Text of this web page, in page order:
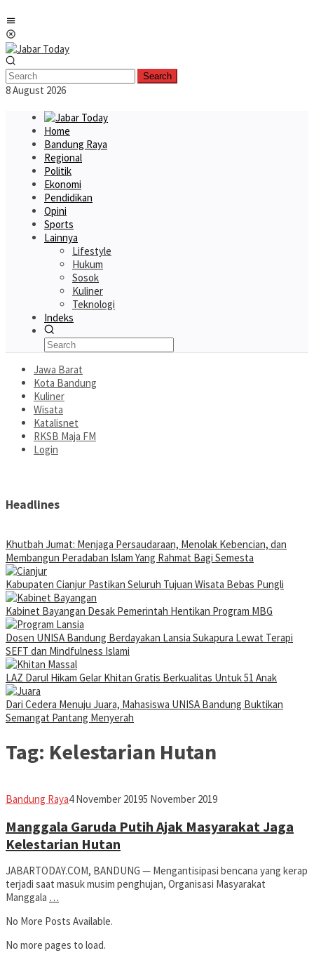
to
content
Search
8 August 2026
Home
Bandung Raya
Regional
Politik
Ekonomi
Pendidikan
Opini
Sports
Lainnya
Lifestyle
Hukum
Sosok
Kuliner
Teknologi
Indeks
Jawa Barat
Kota Bandung
Kuliner
Wisata
Katalisnet
RKSB Maja FM
Login
Headlines
Khutbah Jumat: Menjaga Persaudaraan, Menolak Kebencian, dan
Membangun Peradaban Islam Yang Rahmat Bagi Semesta
Kabupaten Cianjur Pastikan Seluruh Tujuan Wisata Bebas Pungli
Kabinet Bayangan Desak Pemerintah Hentikan Program MBG
Dosen UNISA Bandung Berdayakan Lansia Sukapura Lewat Terapi
SEFT dan Mindfulness Islami
LAZ Darul Hikam Gelar Khitan Gratis Berkualitas Untuk 51 Anak
Dari Cedera Menuju Juara, Mahasiswa UNISA Bandung Buktikan
Semangat Pantang Menyerah
Tag: Kelestarian Hutan
Bandung RayaJabar
4 November 20195 November 2019
Manggala Garuda Putih Ajak Masyarakat Jaga
Kelestarian Hutan
JABARTODAY.COM, BANDUNG — Mengantisipasi bencana yang kerap
terjadi saat masuk musim penghujan, Organisasi Masyarakat
Manggala …
No More Posts Available.
No more pages to load.